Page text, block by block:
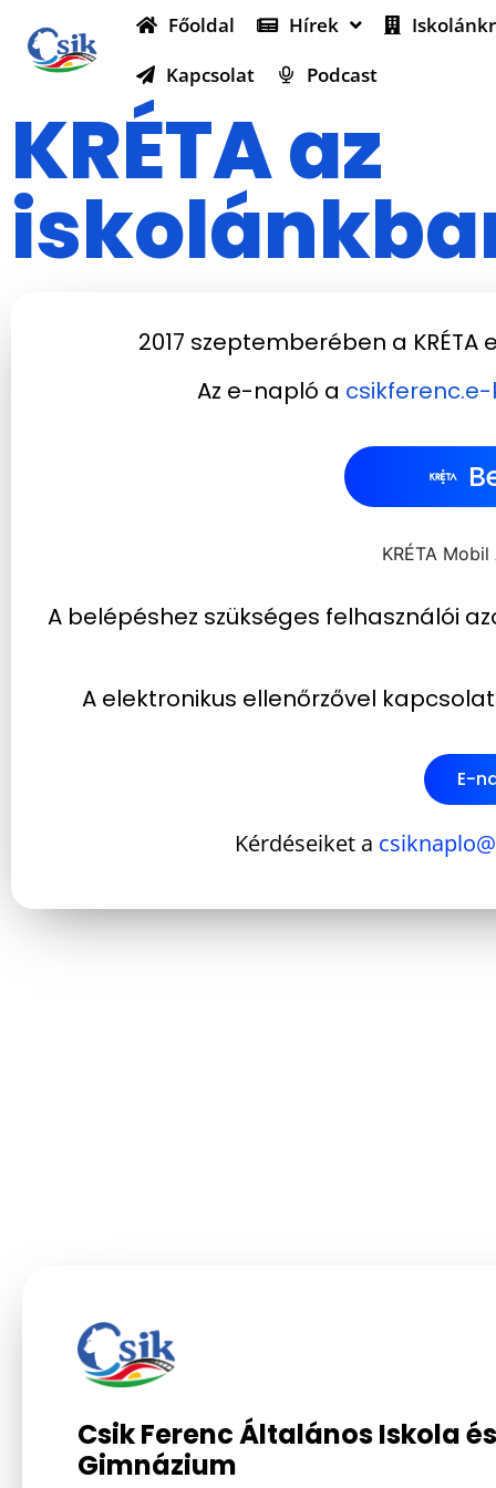
Főoldal Hírek
Kapcsolat
Podcast
KRÉTA az
2017 szeptemberében a
Az e-napló a
KRÉTA
A belépéshez szükséges felhasználói
A elektronikus ellenőrzővel
E-
Kérdéseiket a
Csik Ferenc Általános Iskola és
Gimnázium